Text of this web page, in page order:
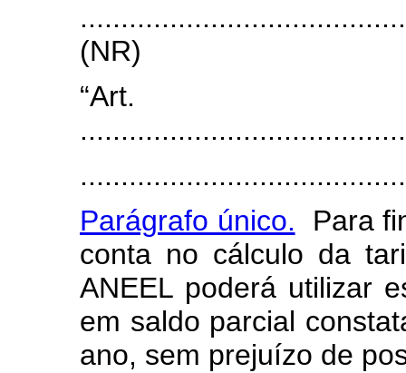
(NR)
Parágrafo único. Para
conta no cálculo da
ANEEL poderá utilizar
em saldo parcial
ano, sem prejuízo de